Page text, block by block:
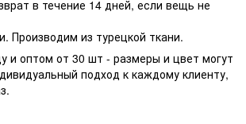
в течение 14 дней, если вещь не
Производим из турецкой ткани.
и оптом от 30 шт - размеры и цвет могут
подход к каждому клиенту,